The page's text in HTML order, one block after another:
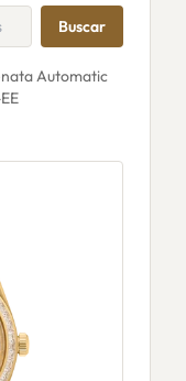
Buscar
Automatic